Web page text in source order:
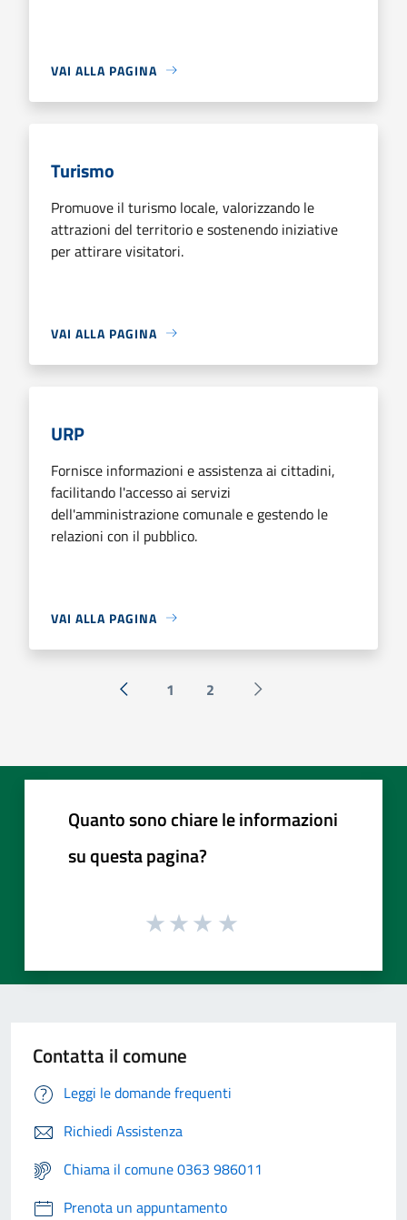
VAI ALLA PAGINA
Turismo
Promuove il turismo locale, valorizzando le
attrazioni del territorio e sostenendo iniziative
per attirare visitatori.
VAI ALLA PAGINA
URP
Fornisce informazioni e assistenza ai cittadini,
facilitando l'accesso ai servizi
dell'amministrazione comunale e gestendo le
relazioni con il pubblico.
VAI ALLA PAGINA
« Precedente
1 2 Successiva »
Quanto sono chiare le informazioni
su questa pagina?
Contatta il comune
Leggi le domande frequenti
Richiedi Assistenza
Chiama il comune 0363 986011
Prenota un appuntamento